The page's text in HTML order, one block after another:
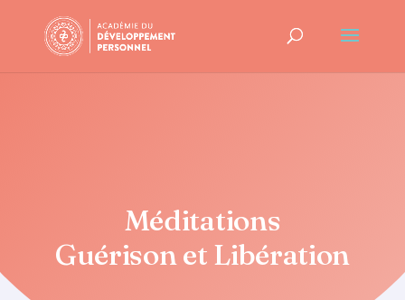
Méditations
Guérison et Libération